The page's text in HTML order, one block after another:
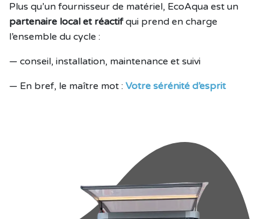
Plus qu’un fournisseur de matériel, EcoAqua est un
partenaire local et réactifqui prend en charge
l’ensemble du cycle :
— conseil, installation, maintenance et suivi
— En bref, le maître mot : Votre sérénité d’esprit